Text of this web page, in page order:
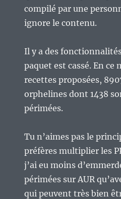
compilé par une
ignore le contenu.
Il y a des
paquet est cassé. En ce
recettes proposées,
orphelines dont 1438
périmées.
Tu n’aimes pas le
préfères multiplier les
j’ai eu moins
périmées sur AUR
qui peuvent très bien